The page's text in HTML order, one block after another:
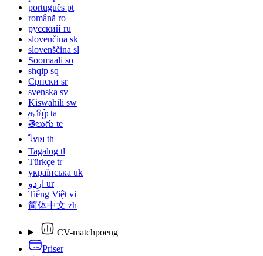
português pt
română ro
русский ru
slovenčina sk
slovenščina sl
Soomaali so
shqip sq
Српски sr
svenska sv
Kiswahili sw
தமிழ் ta
తెలుగు te
ไทย th
Tagalog tl
Türkçe tr
українська uk
اردو ur
Tiếng Việt vi
简体中文 zh
CV-matchpoeng
Priser